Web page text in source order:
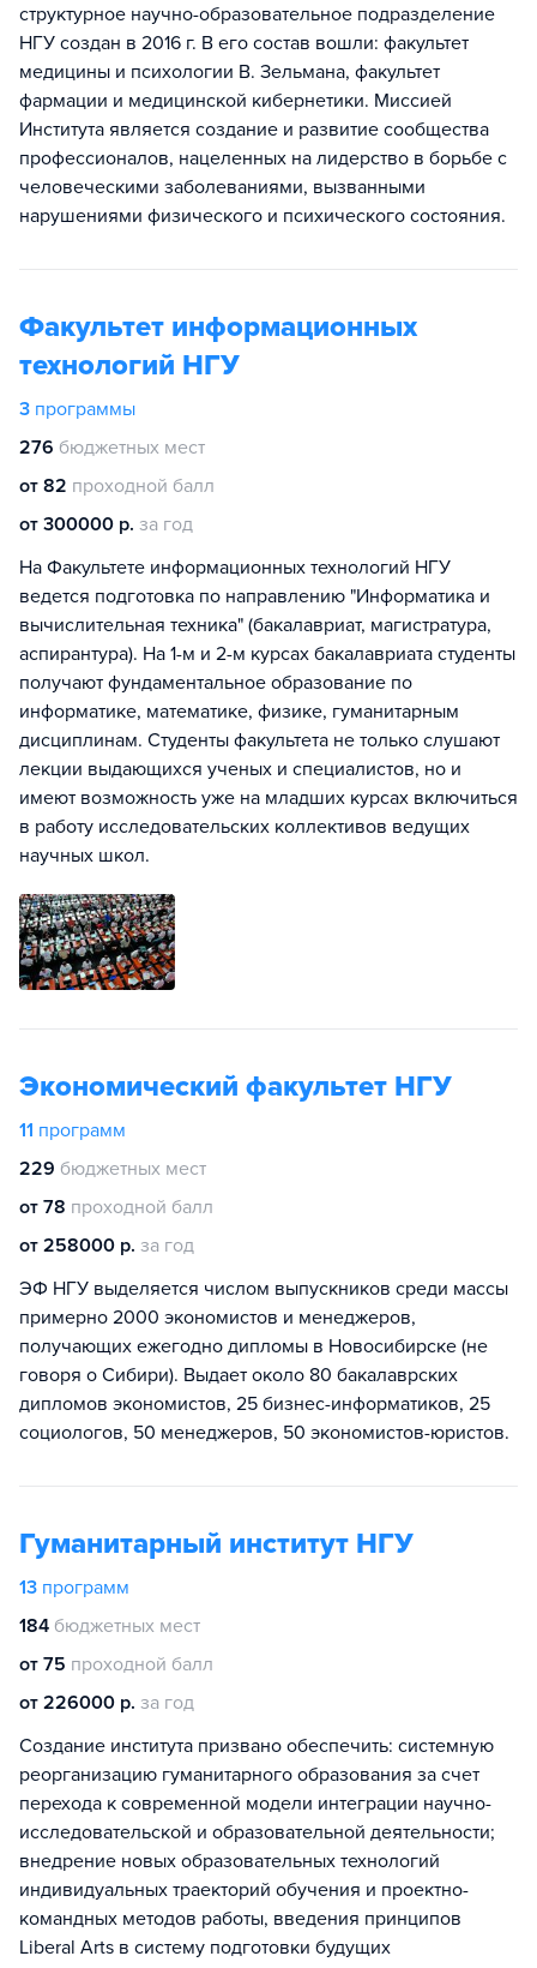
структурное научно-образовательное подразделение
НГУ создан в 2016 г. В его состав вошли: факультет
медицины и психологии В. Зельмана, факультет
фармации и медицинской кибернетики. Миссией
Института является создание и развитие сообщества
профессионалов, нацеленных на лидерство в борьбе с
человеческими заболеваниями, вызванными
нарушениями физического и психического состояния.
Факультет информационных
технологий НГУ
3 программы
276 бюджетных мест
от 82 проходной балл
от 300000 р. за год
На Факультете информационных технологий НГУ
ведется подготовка по направлению "Информатика и
вычислительная техника" (бакалавриат, магистратура,
аспирантура). На 1-м и 2-м курсах бакалавриата студенты
получают фундаментальное образование по
информатике, математике, физике, гуманитарным
дисциплинам. Студенты факультета не только слушают
лекции выдающихся ученых и специалистов, но и
имеют возможность уже на младших курсах включиться
в работу исследовательских коллективов ведущих
научных школ.
Экономический факультет НГУ
11 программ
229 бюджетных мест
от 78 проходной балл
от 258000 р. за год
ЭФ НГУ выделяется числом выпускников среди массы
примерно 2000 экономистов и менеджеров,
получающих ежегодно дипломы в Новосибирске (не
говоря о Сибири). Выдает около 80 бакалаврских
дипломов экономистов, 25 бизнес-информатиков, 25
социологов, 50 менеджеров, 50 экономистов-юристов.
Гуманитарный институт НГУ
13 программ
184 бюджетных мест
от 75 проходной балл
от 226000 р. за год
Создание института призвано обеспечить: системную
реорганизацию гуманитарного образования за счет
перехода к современной модели интеграции научно-
исследовательской и образовательной деятельности;
внедрение новых образовательных технологий
индивидуальных траекторий обучения и проектно-
командных методов работы, введения принципов
Liberal Arts в систему подготовки будущих